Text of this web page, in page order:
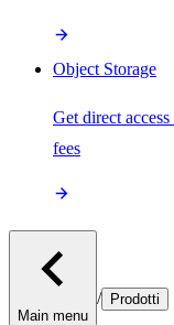
Object Storage
Get direct
fees
Main menu
/ Prodotti